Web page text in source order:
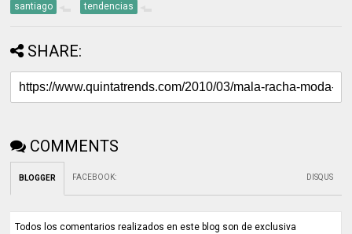
santiago tendencias
SHARE:
COMMENTS
BLOGGER FACEBOOK: DISQUS
Todos los comentarios realizados en este blog son de exclusiva